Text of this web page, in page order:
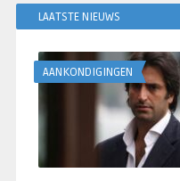
LAATSTE NIEUWS
AANKONDIGINGEN